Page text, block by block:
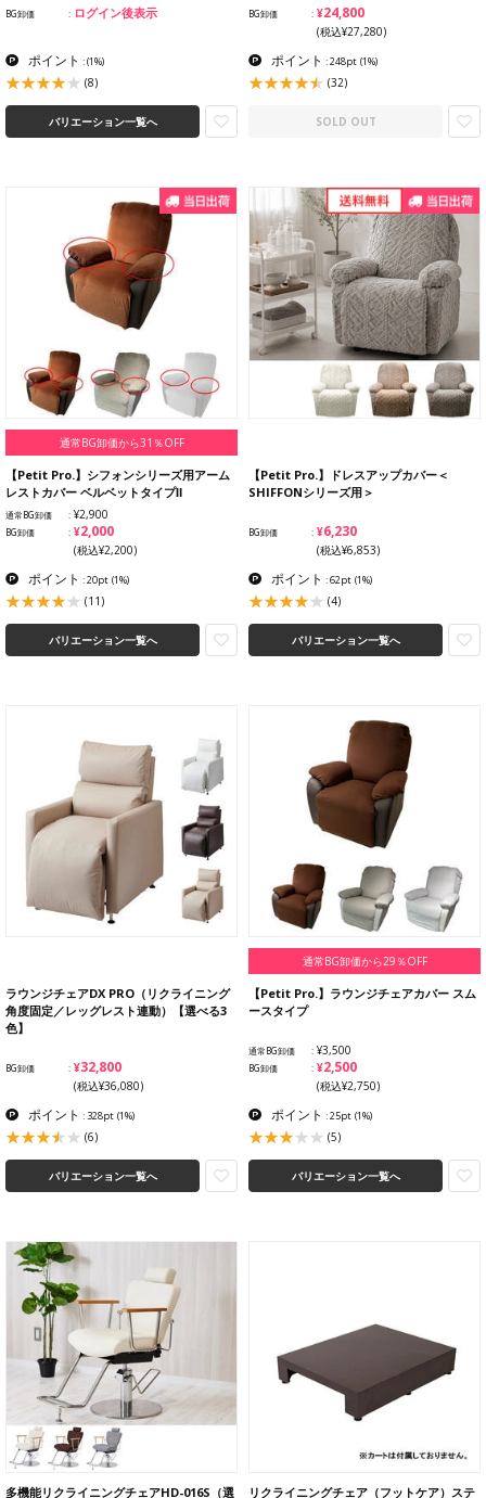
BG卸価 ログイン後表示
ポイント :(1%)
(8)
バリエーション一覧へ
BG卸価 ¥24,800
(税込¥27,280)
ポイント : 248pt (1%)
(32)
SOLD OUT
通常BG卸価から31％OFF
【Petit Pro.】シフォンシリーズ用アーム
レストカバー ベルベットタイプⅡ
通常BG卸価 ¥2,900
BG卸価 ¥2,000
(税込¥2,200)
ポイント : 20pt (1%)
(11)
バリエーション一覧へ
【Petit Pro.】ドレスアップカバー＜
SHIFFONシリーズ用＞
BG卸価 ¥6,230
(税込¥6,853)
ポイント : 62pt (1%)
(4)
バリエーション一覧へ
ラウンジチェアDX PRO（リクライニング
角度固定／レッグレスト連動）【選べる3
色】
BG卸価 ¥32,800
(税込¥36,080)
ポイント : 328pt (1%)
(6)
バリエーション一覧へ
通常BG卸価から29％OFF
【Petit Pro.】ラウンジチェアカバー スム
ースタイプ
通常BG卸価 ¥3,500
BG卸価 ¥2,500
(税込¥2,750)
ポイント : 25pt (1%)
(5)
バリエーション一覧へ
多機能リクライニングチェアHD-016S（選
リクライニングチェア（フットケア）ステ